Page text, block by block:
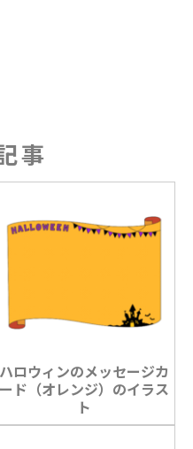
事
ハロウィンのメッセージカ
ード（オレンジ）のイラス
ト